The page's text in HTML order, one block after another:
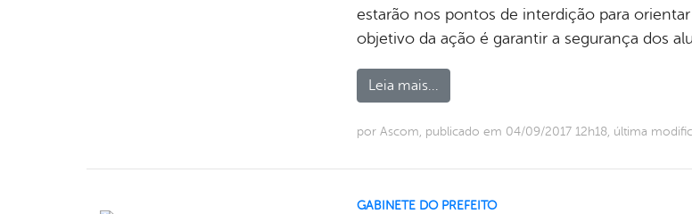
estarão nos pontos de interdição para
objetivo da ação é garantir a segurança dos
Leia mais...
por Ascom, publicado em 04/09/2017 12h18, última
GABINETE DO PREFEITO